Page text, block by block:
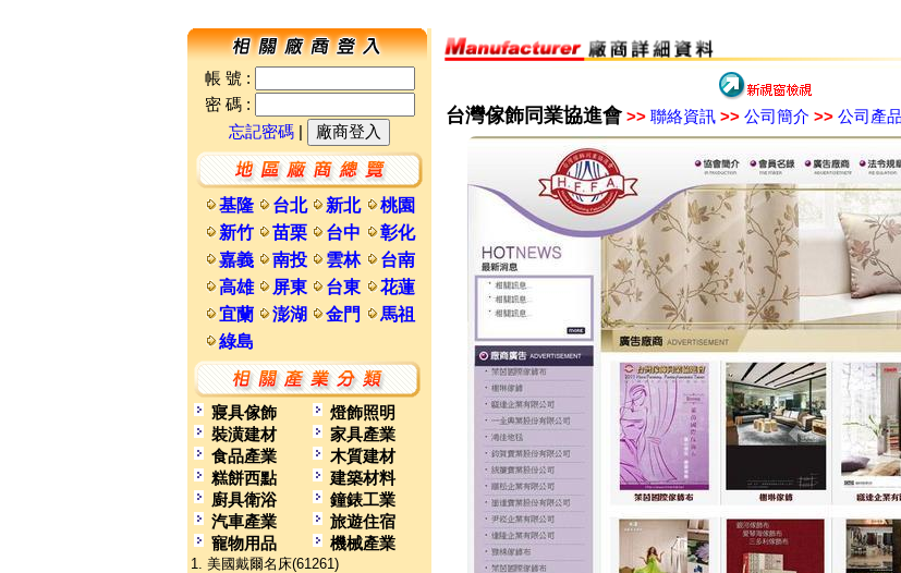
帳 號 :
密 碼 :
忘記密碼
基隆 台北 新北
桃園
新竹
苗栗 台中
彰化
嘉義
南投 雲林
台南
高雄
屏東 台東
花蓮
宜蘭
澎湖 金門
馬祖
綠島
寢具傢飾
燈飾照明
裝潢建材
家具產業
食品產業
木質建材
糕餅西點
建築材料
廚具衛浴
鐘錶工業
汽車產業
旅遊住宿
寵物用品
機械產業
1. 美國戴爾名床(61261)
台灣傢飾同業協進會 >>聯絡資訊 >>公司簡介 >>公司產